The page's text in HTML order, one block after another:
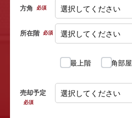
方角 必須
所在階 必須
最上階 角部屋
売却予定
必須